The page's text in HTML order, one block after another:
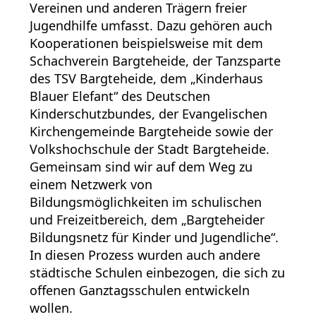
Vereinen und anderen Trägern freier
Jugendhilfe umfasst. Dazu gehören auch
Kooperationen beispielsweise mit dem
Schachverein Bargteheide, der Tanzsparte
des TSV Bargteheide, dem „Kinderhaus
Blauer Elefant“ des Deutschen
Kinderschutzbundes, der Evangelischen
Kirchengemeinde Bargteheide sowie der
Volkshochschule der Stadt Bargteheide.
Gemeinsam sind wir auf dem Weg zu
einem Netzwerk von
Bildungsmöglichkeiten im schulischen
und Freizeitbereich, dem „Bargteheider
Bildungsnetz für Kinder und Jugendliche“.
In diesen Prozess wurden auch andere
städtische Schulen einbezogen, die sich zu
offenen Ganztagsschulen entwickeln
wollen.